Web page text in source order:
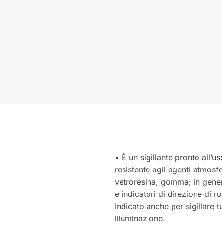
• È un sigillante pronto
resistente agli agenti
vetroresina, gomma; in
e indicatori di direzione di
Indicato anche per sigillare
illuminazione.